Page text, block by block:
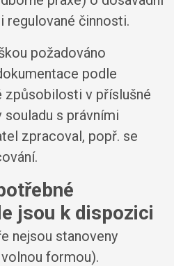
regulované činnosti.
požadováno
podle
způsobilosti v příslušné
s právními
zpracoval, popř. se
jsou k dispozici
nejsou stanoveny
formou).